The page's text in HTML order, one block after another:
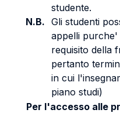
studente.
N.B. Gli studenti
appelli purche'
requisito della
pertanto
in cui
piano studi)
Per l'accesso alle